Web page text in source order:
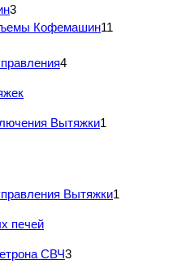
3
Кофемашин11
4
Вытяжки1
Вытяжки1
печей
СВЧ3